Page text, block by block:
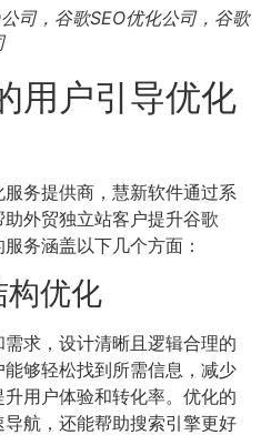
司，谷歌SEO优化公司，谷歌
用户引导优化
务提供商，慧新软件通过系
外贸独立站客户提升谷歌
务涵盖以下几个方面：
构优化
求，设计清晰且逻辑合理的
够轻松找到所需信息，减少
用户体验和转化率。优化的
航，还能帮助搜索引擎更好